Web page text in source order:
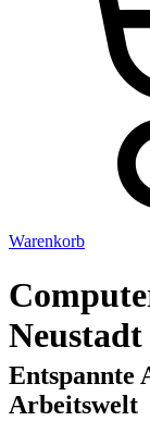
Warenkorb
Neustadt
Entspannte
Arbeitswelt